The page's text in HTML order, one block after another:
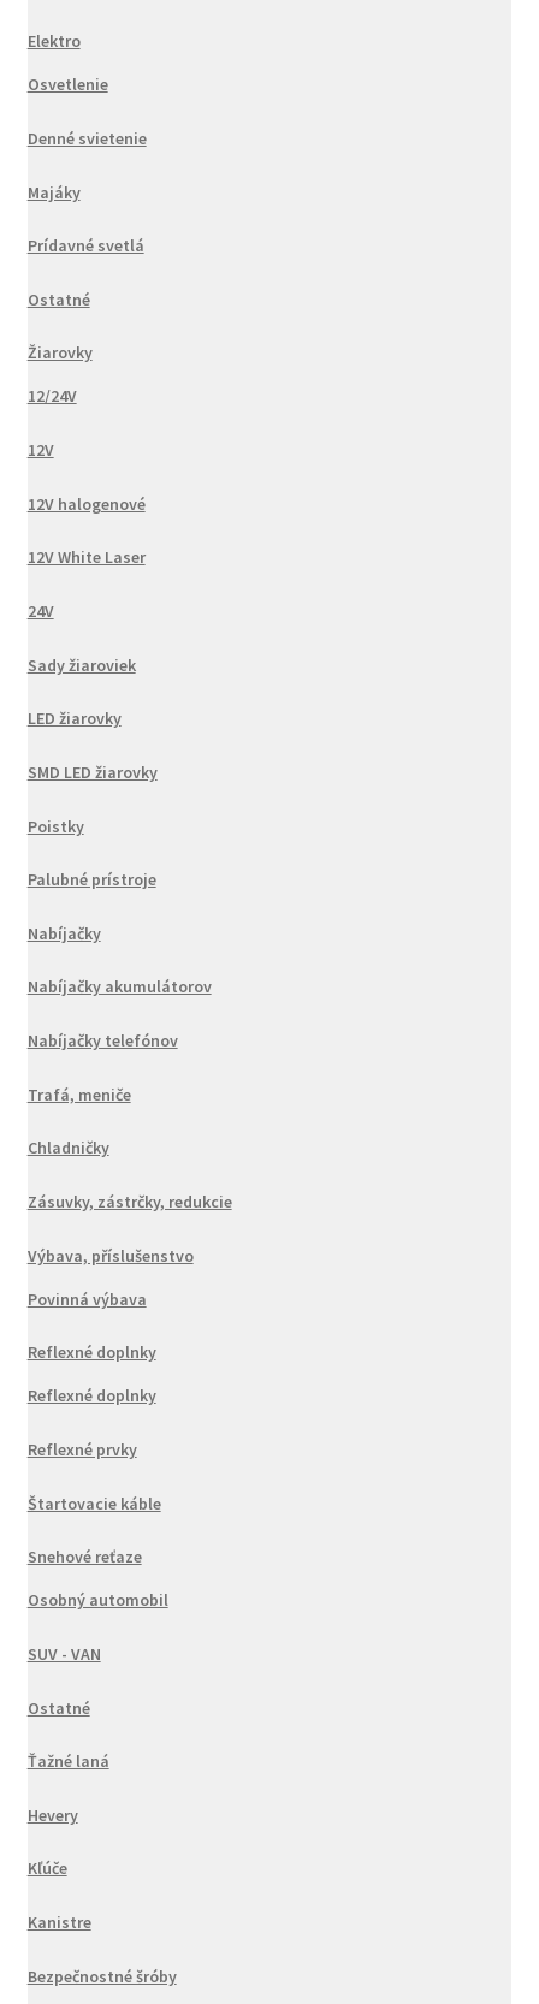
Elektro
Osvetlenie
Denné svietenie
Majáky
Prídavné svetlá
Ostatné
Žiarovky
12/24V
12V
12V halogenové
12V White Laser
24V
Sady žiaroviek
LED žiarovky
SMD LED žiarovky
Poistky
Palubné prístroje
Nabíjačky
Nabíjačky akumulátorov
Nabíjačky telefónov
Trafá, meniče
Chladničky
Zásuvky, zástrčky, redukcie
Výbava, příslušenstvo
Povinná výbava
Reflexné doplnky
Reflexné doplnky
Reflexné prvky
Štartovacie káble
Snehové reťaze
Osobný automobil
SUV - VAN
Ostatné
Ťažné laná
Hevery
Kľúče
Kanistre
Bezpečnostné šróby